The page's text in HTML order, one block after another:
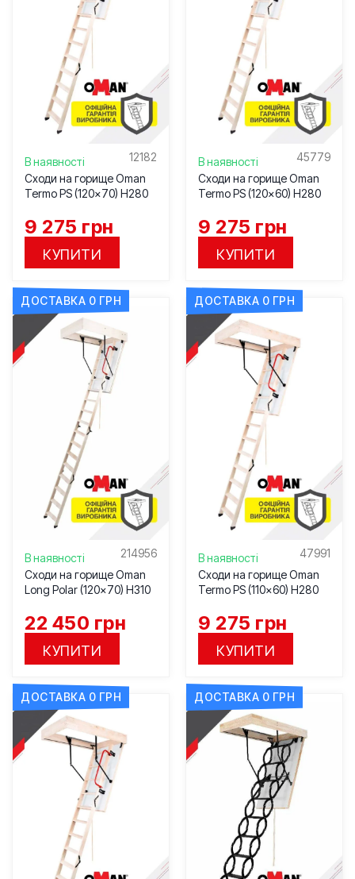
В наявності
12182
Сходи на горище Oman
Termo PS (120×70) H280
9 275 грн
КУПИТИ
В наявності
45779
Сходи на горище Oman
Termo PS (120×60) H280
9 275 грн
КУПИТИ
ДОСТАВКА 0 ГРН
В наявності
214956
Сходи на горище Oman
Long Polar (120×70) H310
22 450 грн
КУПИТИ
ДОСТАВКА 0 ГРН
В наявності
47991
Сходи на горище Oman
Termo PS (110×60) H280
9 275 грн
КУПИТИ
ДОСТАВКА 0 ГРН ДОСТАВКА 0 ГРН